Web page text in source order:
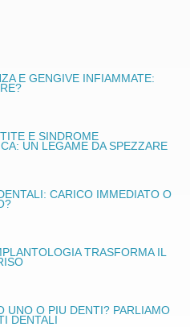
E GENGIVE INFIAMMATE:
E SINDROME
UN LEGAME DA SPEZZARE
CARICO IMMEDIATO O
TRASFORMA IL
UNO O PIÙ DENTI? PARLIAMO
DENTALI